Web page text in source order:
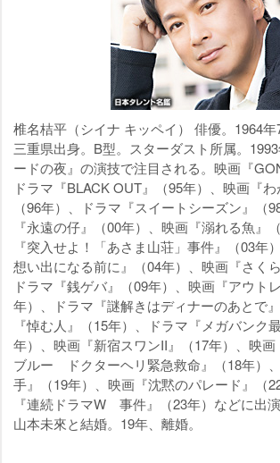
椎名桔平（シイナ キッペイ） 俳優。1964年
三重県出身。B型。スターダスト所属。
ードの夜』の演技で注目される。映画『
ドラマ『BLACK OUT』（95年）、映画『わ
（96年）、ドラマ『スイートシーズン』（
『永遠の仔』（00年）、映画『溺れる魚』
『突入せよ！「あさま山荘」事件』（03年
想い出になる前に』（04年）、映画『さくら
ドラマ『銭ゲバ』（09年）、映画『アウト
年）、ドラマ『謎解きはディナーのあとで
『悼む人』（15年）、ドラマ『メガバンク
年）、映画『新宿スワンII』（17年）、映画
ブルー ドクターヘリ緊急救命』（18年）
手』（19年）、映画『沈黙のパレード』（
『連続ドラマW 事件』（23年）などに出
山本未來と結婚。19年、離婚。